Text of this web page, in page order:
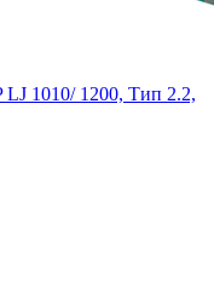
1010/ 1200, Тип 2.2,